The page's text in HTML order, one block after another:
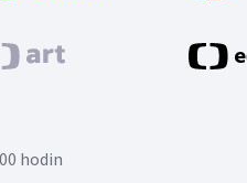
hodin